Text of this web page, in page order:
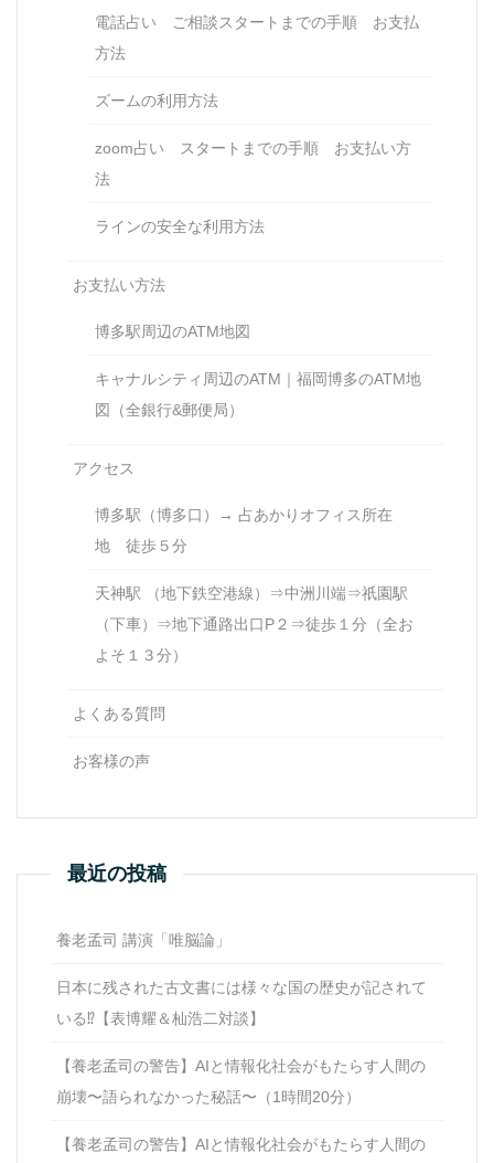
電話占い ご相談スタートまでの手順 お支払
方法
ズームの利用方法
zoom占い スタートまでの手順 お支払い方
法
ラインの安全な利用方法
お支払い方法
博多駅周辺のATM地図
キャナルシティ周辺のATM｜福岡博多のATM地
図（全銀行&郵便局）
アクセス
博多駅（博多口）→ 占あかりオフィス所在
地 徒歩５分
天神駅 （地下鉄空港線）⇒中洲川端⇒祇園駅
（下車）⇒地下通路出口P２⇒徒歩１分（全お
よそ１３分）
よくある質問
お客様の声
最近の投稿
養老孟司 講演「唯脳論」
日本に残された古文書には様々な国の歴史が記されて
いる⁉【表博耀＆杣浩二対談】
【養老孟司の警告】AIと情報化社会がもたらす人間の
崩壊〜語られなかった秘話〜（1時間20分）
【養老孟司の警告】AIと情報化社会がもたらす人間の